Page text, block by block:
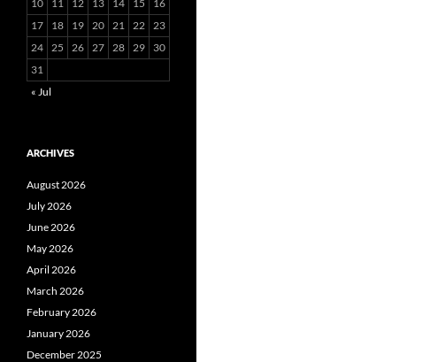
10
11 12 13 14 15
16
17
18 19 20 21 22 23
24 25 26 27 28 29
30
31
« Jul
ARCHIVES
August 2026
July 2026
June 2026
May 2026
April 2026
March 2026
February 2026
January 2026
December 2025